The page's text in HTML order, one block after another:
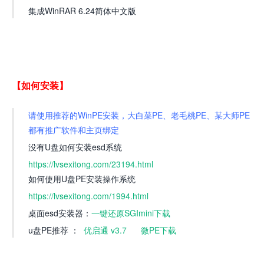
集成WinRAR 6.24简体中文版
【如何安装】
请使用推荐的WinPE安装，大白菜PE、老毛桃PE、某大师PE
都有推广软件和主页绑定
没有U盘如何安装esd系统
https://lvsexitong.com/23194.html
如何使用U盘PE安装操作系统
https://lvsexitong.com/1994.html
桌面esd安装器： 一键还原SGImini下载
u盘PE推荐 ： 优启通 v3.7 微PE下载